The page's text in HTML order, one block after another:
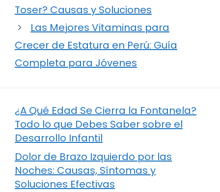
Toser? Causas y Soluciones
Las Mejores Vitaminas para
Crecer de Estatura en Perú: Guía
Completa para Jóvenes
¿A Qué Edad Se Cierra la Fontanela?
Todo lo que Debes Saber sobre el
Desarrollo Infantil
Dolor de Brazo Izquierdo por las
Noches: Causas, Síntomas y
Soluciones Efectivas